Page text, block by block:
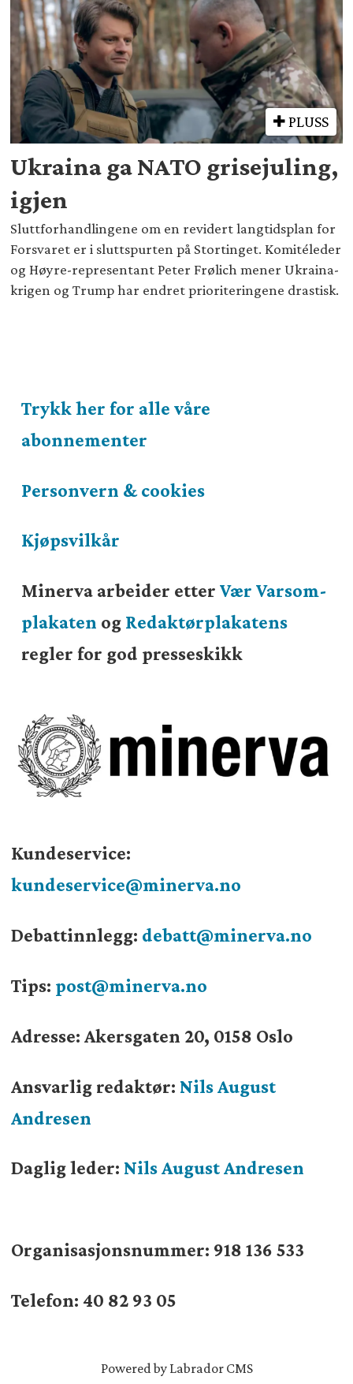
PLUSS
Ukraina ga NATO grisejuling,
igjen
Sluttforhandlingene om en revidert langtidsplan for
Forsvaret er i sluttspurten på Stortinget. Komitéleder
og Høyre-representant Peter Frølich mener Ukraina-
krigen og Trump har endret prioriteringene drastisk.
Trykk her for alle våre
abonnementer
Personvern & cookies
Kjøpsvilkår
Minerva arbeider etterVær Varsom-
plakaten og Redaktørplakatens
regler for god presseskikk
Kundeservice:
kundeservice@minerva.no
Debattinnlegg: debatt@minerva.no
Tips: post@minerva.no
Adresse: Akersgaten 20, 0158 Oslo
Ansvarlig redaktør: Nils August
Andresen
Daglig leder: Nils August Andresen
Organisasjonsnummer: 918 136 533
Telefon: 40 82 93 05
Powered by Labrador CMS